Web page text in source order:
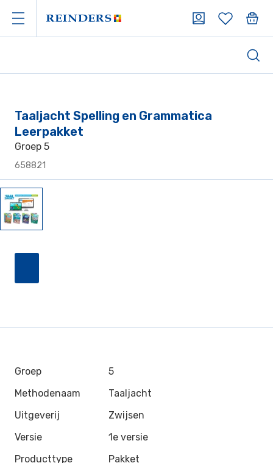
Taaljacht Spelling en Grammatica
Leerpakket
Groep 5
658821
Groep
5
Methodenaam
Taaljacht
Uitgeverij
Zwijsen
Versie
1e versie
Producttype
Pakket